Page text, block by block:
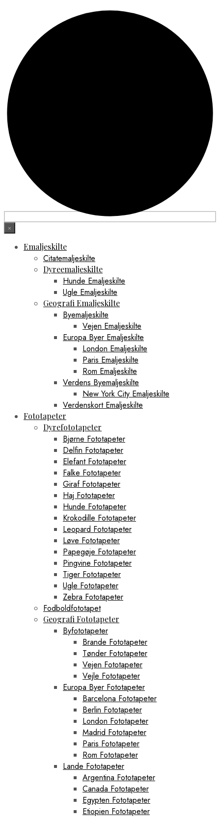
×
Emaljeskilte
Citatemaljeskilte
Dyreemaljeskilte
Hunde Emaljeskilte
Ugle Emaljeskilte
Geografi Emaljeskilte
Byemaljeskilte
Vejen Emaljeskilte
Europa Byer Emaljeskilte
London Emaljeskilte
Paris Emaljeskilte
Rom Emaljeskilte
Verdens Byemaljeskilte
New York City Emaljeskilte
Verdenskort Emaljeskilte
Fototapeter
Dyrefototapeter
Bjørne Fototapeter
Delfin Fototapeter
Elefant Fototapeter
Falke Fototapeter
Giraf Fototapeter
Haj Fototapeter
Hunde Fototapeter
Krokodille Fototapeter
Leopard Fototapeter
Løve Fototapeter
Papegøje Fototapeter
Pingvine Fototapeter
Tiger Fototapeter
Ugle Fototapeter
Zebra Fototapeter
Fodboldfototapet
Geografi Fototapeter
Byfototapeter
Brande Fototapeter
Tønder Fototapeter
Vejen Fototapeter
Vejle Fototapeter
Europa Byer Fototapeter
Barcelona Fototapeter
Berlin Fototapeter
London Fototapeter
Madrid Fototapeter
Paris Fototapeter
Rom Fototapeter
Lande Fototapeter
Argentina Fototapeter
Canada Fototapeter
Egypten Fototapeter
Etiopien Fototapeter